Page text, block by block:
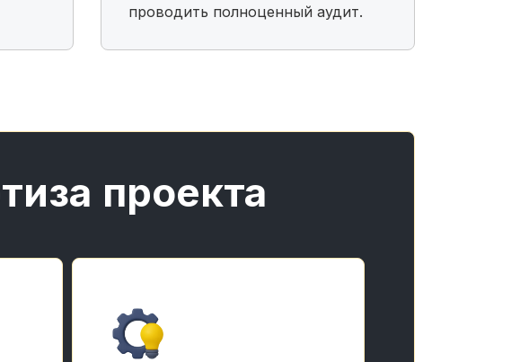
проводить полноценный аудит.
проекта